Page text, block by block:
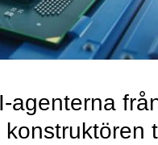
agenterna